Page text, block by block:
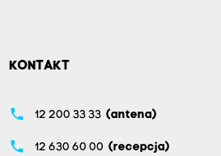
KONTAKT
phone 12 200 33 33 (antena)
phone 12 630 60 00 (recepcja)